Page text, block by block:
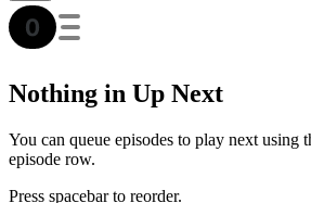
Nothing in Up Next
You can queue episodes to play next using
episode row.
Press spacebar to reorder.